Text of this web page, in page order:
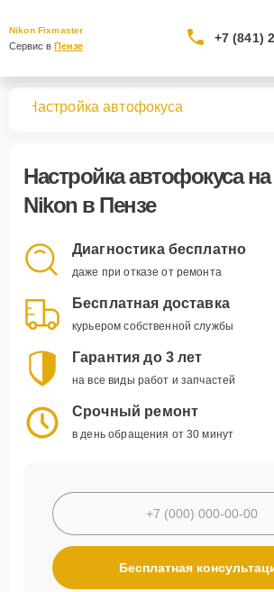
Nikon Fixmaster
Сервис в Пензе
+7 (841)
Настройка автофокуса
Настройка автофокусана
Nikon в Пензе
Диагностика бесплатно
даже при отказе от ремонта
Бесплатная доставка
курьером собственной службы
Гарантия до 3 лет
на все виды работ и запчастей
Срочный ремонт
в день обращения от 30 минут
Бесплатная